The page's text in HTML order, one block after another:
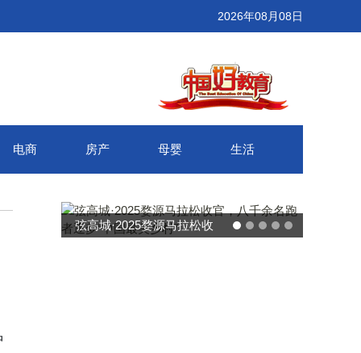
2026年08月08日
电商 房产 母婴 生活
武汉百联奥莱年度感恩季 承